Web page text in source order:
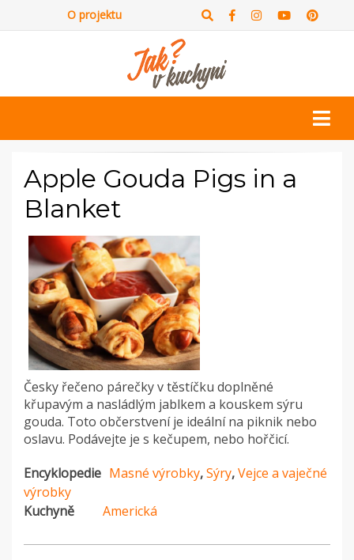
O projektu
Apple Gouda Pigs in a
Blanket
Česky řečeno párečky v těstíčku doplněné
křupavým a nasládlým jablkem a kouskem sýru
gouda. Toto občerstvení je ideální na piknik nebo
oslavu. Podávejte je s kečupem, nebo hořčicí.
Encyklopedie Masné výrobky,Sýry,Vejce a vaječné
výrobky
Kuchyně
Americká